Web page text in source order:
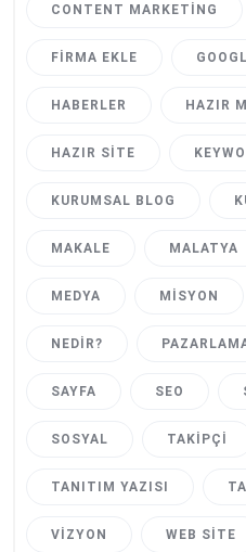
CONTENT MARKETING
FIRMA EKLE
HABERLER HAZIR
HAZIR SITE
KURUMSAL BLOG
MAKALE MALATYA
MEDYA MISYON
NEDIR?
SAYFA SEO
SOSYAL TAKIPÇI
TANITIM YAZISI
VIZYON WEB SITE